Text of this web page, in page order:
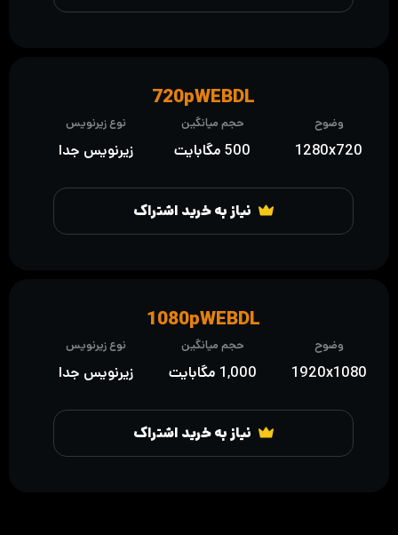
نیاز به خرید اشتراک
وضوح
1280x720
حجم میانگین
500 مگابایت
نوع زیرنویس
زیرنویس جدا
720pWEBDL
نیاز به خرید اشتراک
وضوح
1920x1080
حجم میانگین
1,000 مگابایت
نوع زیرنویس
زیرنویس جدا
1080pWEBDL